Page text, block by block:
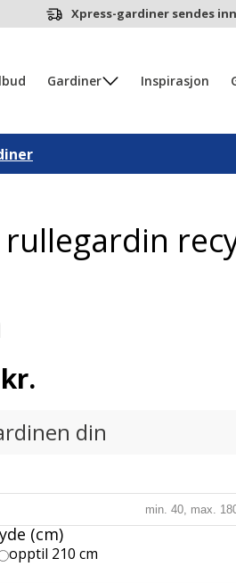
Xpress-gardiner sendes
Gardiner Inspirasjon
rullegardin
din
(cm)
opptil 210 cm